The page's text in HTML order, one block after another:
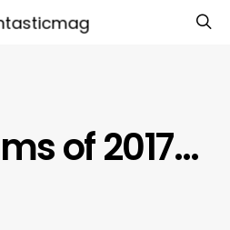
of 2017…